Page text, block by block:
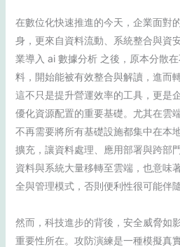
在數位化快速推進的今天，企業面對
身，更來自資料流動、系統整合與資
業導入 ai 數據分析 之後，原本分散
料，開始能被有效整合與解讀，進而
這不只是提升營運效率的工具，更是
優化資源配置的重要基礎。尤其在雲
不再需要將所有基礎設施都集中在本
擴充，讓資料處理、應用部署與跨部
資料與系統大量移轉至雲端，也意味
全與管理模式，否則便利性很可能伴
然而，科技進步的背後，安全威脅如
重要性所在。攻防演練是一種模擬真